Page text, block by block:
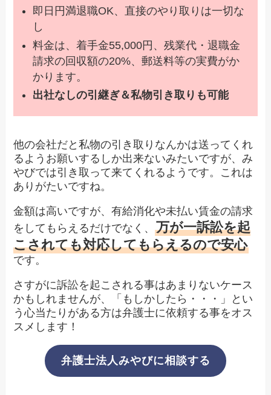
即日円満退職OK、直接のやり取りは一切な
し
料金は、着手金55,000円、残業代・退職金
請求の回収額の20%、郵送料等の実費がか
かります。
出社なしの引継ぎ＆私物引き取りも可能
他の会社だと私物の引き取りなんかは送ってくれ
るようお願いするしか出来ないみたいですが、み
やびでは引き取って来てくれるようです。これは
ありがたいですね。
金額は高いですが、有給消化や未払い賃金の請求
をしてもらえるだけでなく、万が一訴訟を起
こされても対応してもらえるので安心
です。
さすがに訴訟を起こされる事はあまりないケース
かもしれませんが、「もしかしたら・・・」とい
う心当たりがある方は弁護士に依頼する事をオス
スメします！
弁護士法人みやびに相談する